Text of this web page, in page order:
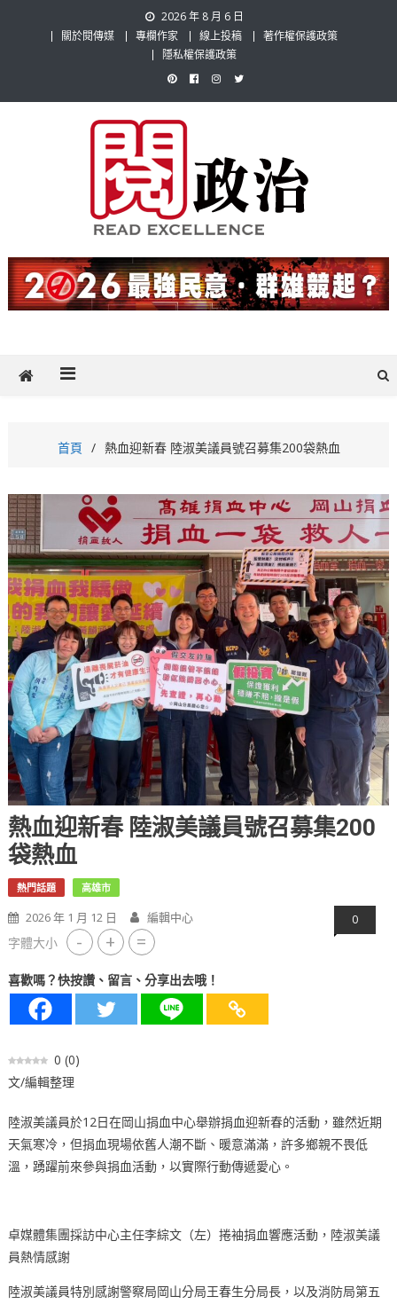
2026 年 8 月 6 日
關於閱傳媒
專欄作家 線上投稿
著作權保護政策
隱私權保護政策
閱政治 Read Gov News
題，也要專業評論，閱政治與多元的政治評論家與專欄作家邀稿合作，
讓讀者有最多元和專業的選擇。
首頁 熱血迎新春 陸淑美議員號召募集200袋熱血
熱血迎新春 陸淑美議員號召募集200
袋熱血
熱門話題 高雄市
2026 年 1 月 12 日 編輯中心 0
字體大小 - + =
喜歡嗎？快按讚、留言、分享出去哦！
0 (0)
文/編輯整理
陸淑美議員於12日在岡山捐血中心舉辦捐血迎新春的活動，雖然近期
天氣寒冷，但捐血現場依舊人潮不斷、暖意滿滿，許多鄉親不畏低
溫，踴躍前來參與捐血活動，以實際行動傳遞愛心。
卓媒體集團採訪中心主任李綜文（左）捲袖捐血響應活動，陸淑美議
員熱情感謝
陸淑美議員特別感謝警察局岡山分局王春生分局長，以及消防局第五